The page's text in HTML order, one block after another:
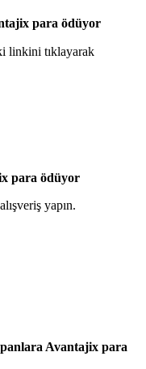
para ödüyor
linkini tıklayarak
para ödüyor
yapın.
Avantajix para